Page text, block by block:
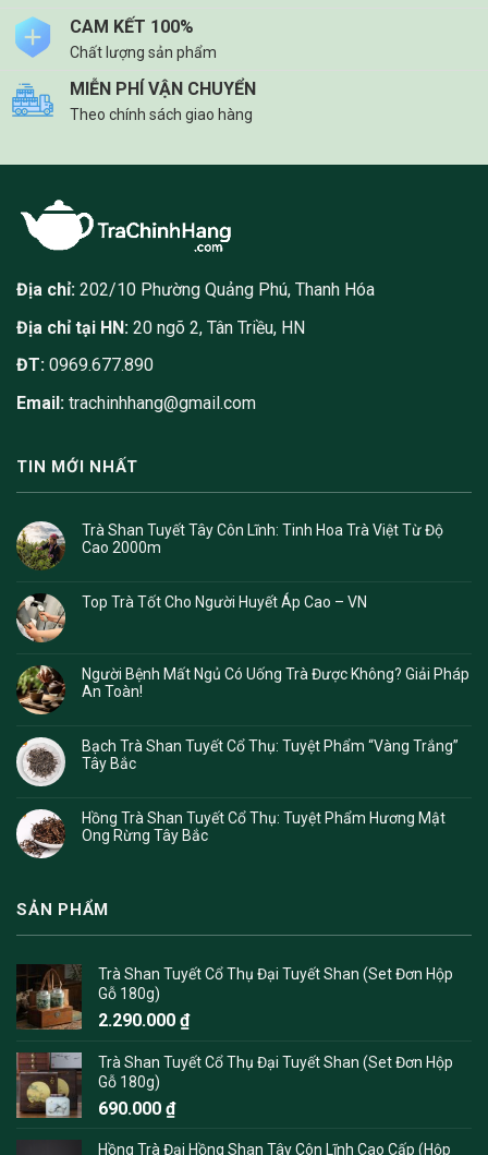
CAM KẾT 100%
Chất lượng sản phẩm
MIỄN PHÍ VẬN CHUYỂN
Theo chính sách giao hàng
Địa chỉ: 202/10 Phường Quảng Phú, Thanh Hóa
Địa chỉ tại HN: 20 ngõ 2, Tân Triều, HN
ĐT: 0969.677.890
Email: trachinhhang@gmail.com
TIN MỚI NHẤT
Trà Shan Tuyết Tây Côn Lĩnh: Tinh Hoa Trà Việt Từ Độ
Cao 2000m
Top Trà Tốt Cho Người Huyết Áp Cao – VN
Người Bệnh Mất Ngủ Có Uống Trà Được Không? Giải Pháp
An Toàn!
Bạch Trà Shan Tuyết Cổ Thụ: Tuyệt Phẩm “Vàng Trắng”
Tây Bắc
Hồng Trà Shan Tuyết Cổ Thụ: Tuyệt Phẩm Hương Mật
Ong Rừng Tây Bắc
SẢN PHẨM
Trà Shan Tuyết Cổ Thụ Đại Tuyết Shan (Set Đơn Hộp
Gỗ 180g)
2.290.000 ₫
Trà Shan Tuyết Cổ Thụ Đại Tuyết Shan (Set Đơn Hộp
Gỗ 180g)
690.000 ₫
Hồng Trà Đại Hồng Shan Tây Côn Lĩnh Cao Cấp (Hộp